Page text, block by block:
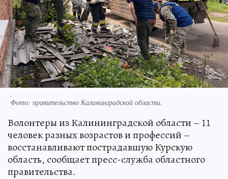
.
Фото: правительство Калининградской области.
Волонтеры из Калининградской области – 11
человек разных возрастов и профессий –
восстанавливают пострадавшую Курскую
область, сообщает пресс-служба областного
правительства.